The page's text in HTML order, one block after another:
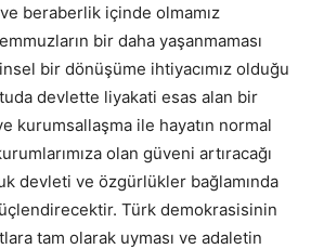
beraberlik içinde olmamız
bir daha yaşanmaması
bir dönüşüme ihtiyacımız olduğu
devlette liyakati esas alan bir
kurumsallaşma ile hayatın normal
olan güveni artıracağı
devleti ve özgürlükler bağlamında
Türk demokrasisinin
tam olarak uyması ve adaletin